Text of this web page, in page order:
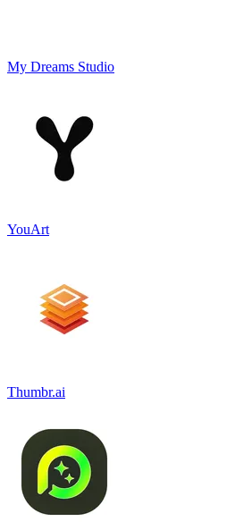
My Dreams Studio
YouArt
Thumbr.ai